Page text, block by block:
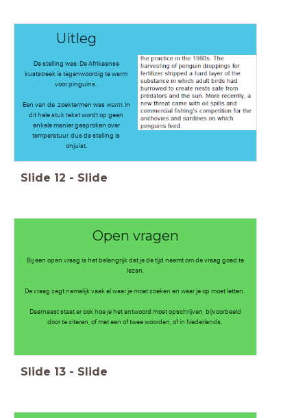
Uitleg
De stelling was: De Afrikaanse
kuststreek is tegenwoordig te warm
voor pinguïns.
Een van de zoektermen was warm. In
dit hele stuk tekst wordt op geen
enkele manier gesproken over
temperatuur, dus de stelling is
onjuist.
Slide 12 - Slide
Open vragen
Bij een open vraag is het belangrijk dat je de tijd neemt om de vraag goed te
lezen.
De vraag zegt namelijk vaak al waar je moet zoeken en waar je op moet letten.
Daarnaast staat er ook hoe je het antwoord moet opschrijven, bijvoorbeeld
door te citeren, of met een of twee woorden, of in Nederlands.
Slide 13 - Slide